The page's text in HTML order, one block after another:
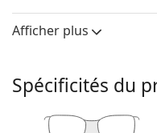
Vogue 0VO 5338S
soleil pour femmes.
soleil grâce à la
Lentiamo.
Monture de lunettes de
Afficher plus
Spécificités du